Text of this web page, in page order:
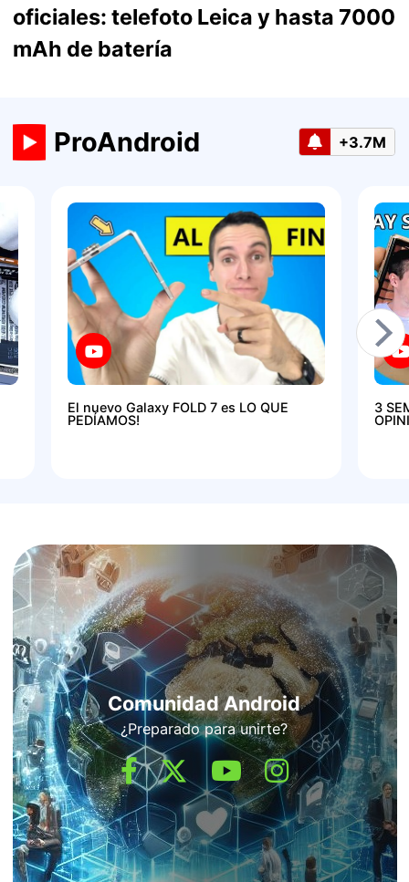
oficiales: telefoto Leica y hasta 7000
mAh de batería
ProAndroid +3.7M
El nuevo Galaxy FOLD 7 es LO QUE
PEDÍAMOS!
3
Comunidad Android
¿Preparado para unirte?